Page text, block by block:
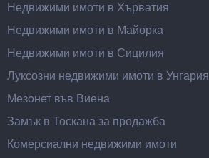
Недвижими имоти в Хърватия
Недвижими имоти в Майорка
Недвижими имоти в Сицилия
Луксозни недвижими имоти в Унгария
Мезонет във Виена
Замък в Тоскана за продажба
Комерсиални недвижими имоти